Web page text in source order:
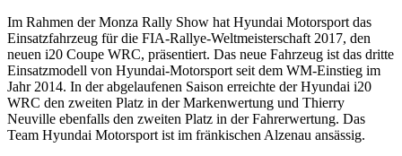
Im Rahmen der Monza Rally Show hat Hyundai Motorsport das
Einsatzfahrzeug für die FIA-Rallye-Weltmeisterschaft 2017, den
neuen i20 Coupe WRC, präsentiert. Das neue Fahrzeug ist das dritte
Einsatzmodell von Hyundai-Motorsport seit dem WM-Einstieg im
Jahr 2014. In der abgelaufenen Saison erreichte der Hyundai i20
WRC den zweiten Platz in der Markenwertung und Thierry
Neuville ebenfalls den zweiten Platz in der Fahrerwertung. Das
Team Hyundai Motorsport ist im fränkischen Alzenau ansässig.